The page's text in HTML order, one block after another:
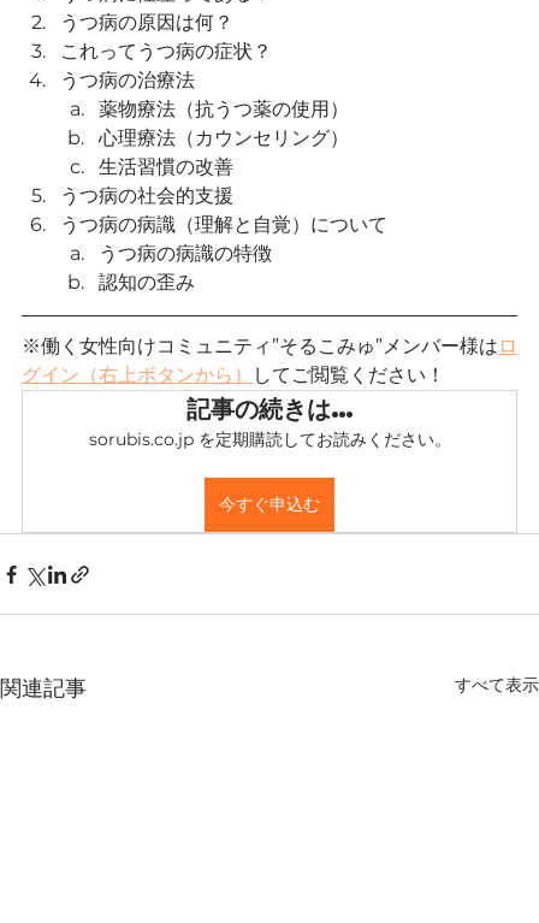
うつ病の原因は何？
これってうつ病の症状？
うつ病の治療法
薬物療法（抗うつ薬の使用）
心理療法（カウンセリング）
生活習慣の改善
うつ病の社会的支援
うつ病の病識（理解と自覚）について
うつ病の病識の特徴
認知の歪み
※働く女性向けコミュニティ”そるこみゅ”メンバー様は ロ
グイン（右上ボタンから）
してご閲覧ください！
記事の続きは…
sorubis.co.jp を定期購読してお読みください。
今すぐ申込む
関連記事 すべて表示